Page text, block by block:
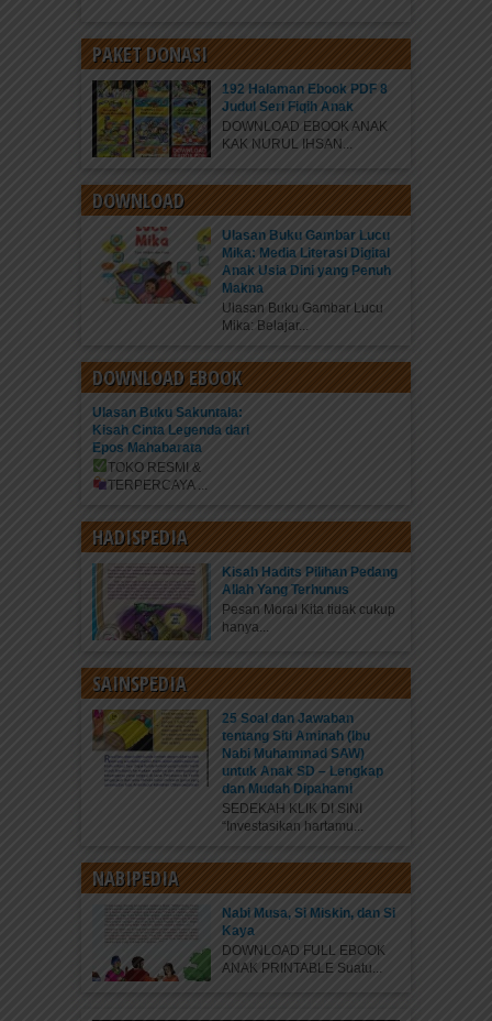
PAKET DONASI
192 Halaman Ebook PDF 8
Judul Seri Fiqih Anak
DOWNLOAD EBOOK ANAK
KAK NURUL IHSAN...
DOWNLOAD
Ulasan Buku Gambar Lucu
Mika: Media Literasi Digital
Anak Usia Dini yang Penuh
Makna
Ulasan Buku Gambar Lucu
Mika: Belajar...
DOWNLOAD EBOOK
Ulasan Buku Sakuntala:
Kisah Cinta Legenda dari
Epos Mahabarata
TOKO RESMI &
TERPERCAYA ...
HADISPEDIA
Kisah Hadits Pilihan Pedang
Allah Yang Terhunus
Pesan Moral Kita tidak cukup
hanya...
SAINSPEDIA
25 Soal dan Jawaban
tentang Siti Aminah (Ibu
Nabi Muhammad SAW)
untuk Anak SD – Lengkap
dan Mudah Dipahami
SEDEKAH KLIK DI SINI
“Investasikan hartamu...
NABIPEDIA
Nabi Musa, Si Miskin, dan Si
Kaya
DOWNLOAD FULL EBOOK
ANAK PRINTABLE Suatu...